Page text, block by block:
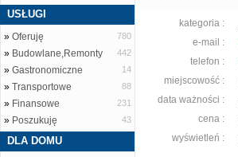
USŁUGI
» Oferuję 780
» Budowlane,Remonty 442
» Gastronomiczne 14
» Transportowe 88
» Finansowe 231
» Poszukuję 43
DLA DOMU
kategoria :
e-mail :
telefon :
miejscowość :
data ważności :
cena :
wyświetleń :